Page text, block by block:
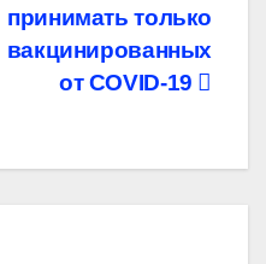
принимать только
вакцинированных
от COVID-19